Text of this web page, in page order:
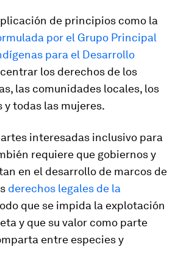
de principios como la
por el Grupo Principal
para el Desarrollo
los derechos de los
las comunidades locales, los
y todas las mujeres.
interesadas inclusivo para
requiere que gobiernos y
en el desarrollo de marcos de
derechos legales de la
que se impida la explotación
y que su valor como parte
entre especies y